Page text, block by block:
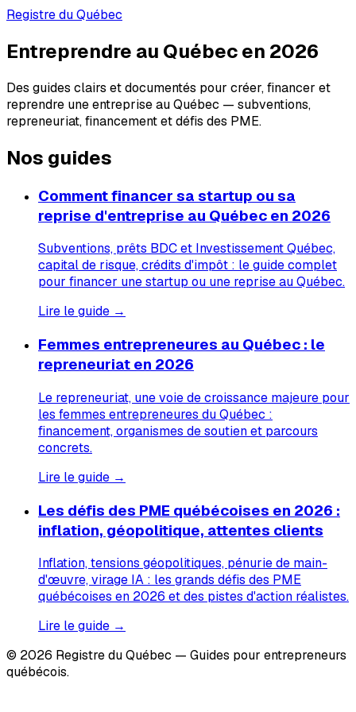
Registre du Québec
Entreprendre au Québec en 2026
Des guides clairs et documentés pour créer, financer et
reprendre une entreprise au Québec — subventions,
repreneuriat, financement et défis des PME.
Nos guides
Comment financer sa startup ou sa
reprise d'entreprise au Québec en 2026
Subventions, prêts BDC et Investissement Québec,
capital de risque, crédits d'impôt : le guide complet
pour financer une startup ou une reprise au Québec.
Lire le guide →
Femmes entrepreneures au Québec : le
repreneuriat en 2026
Le repreneuriat, une voie de croissance majeure pour
les femmes entrepreneures du Québec :
financement, organismes de soutien et parcours
concrets.
Lire le guide →
Les défis des PME québécoises en 2026 :
inflation, géopolitique, attentes clients
Inflation, tensions géopolitiques, pénurie de main-
d'œuvre, virage IA : les grands défis des PME
québécoises en 2026 et des pistes d'action réalistes.
Lire le guide →
© 2026 Registre du Québec — Guides pour entrepreneurs
québécois.